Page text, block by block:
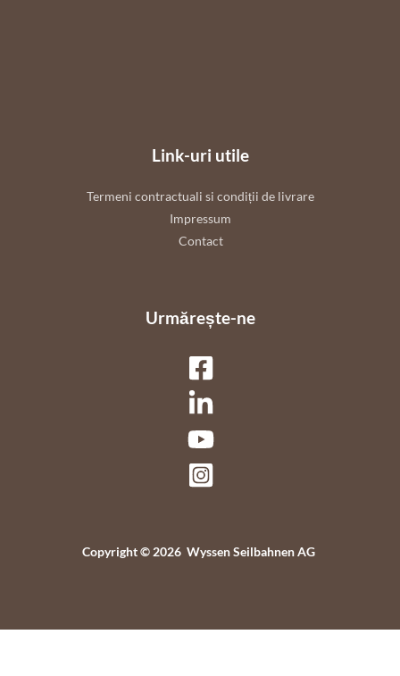
Link-uri utile
Termeni contractuali si condiții de livrare
Impressum
Contact
Urmărește-ne
Copyright © 2026 Wyssen Seilbahnen AG